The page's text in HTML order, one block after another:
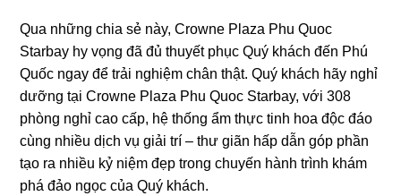
Qua những chia sẻ này, Crowne Plaza Phu Quoc
Starbay hy vọng đã đủ thuyết phục Quý khách đến Phú
Quốc ngay để trải nghiệm chân thật. Quý khách hãy nghỉ
dưỡng tại Crowne Plaza Phu Quoc Starbay, với 308
phòng nghỉ cao cấp, hệ thống ẩm thực tinh hoa độc đáo
cùng nhiều dịch vụ giải trí – thư giãn hấp dẫn góp phần
tạo ra nhiều kỷ niệm đẹp trong chuyến hành trình khám
phá đảo ngọc của Quý khách.